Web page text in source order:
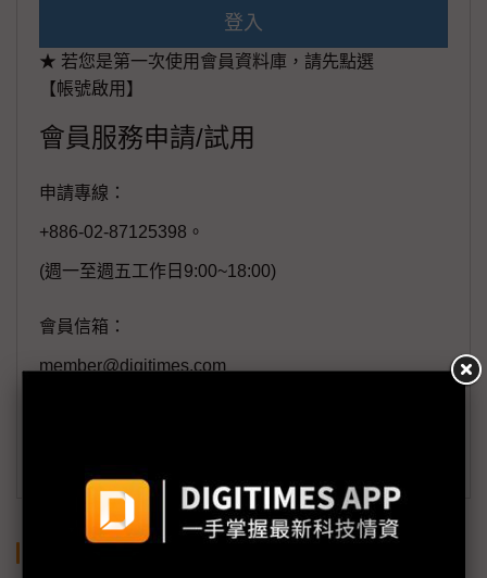
登入
★ 若您是第一次使用會員資料庫，請先點選
【帳號啟用】
會員服務申請/試用
申請專線：
+886-02-87125398。
(週一至週五工作日9:00~18:00)
會員信箱：
member@digitimes.com